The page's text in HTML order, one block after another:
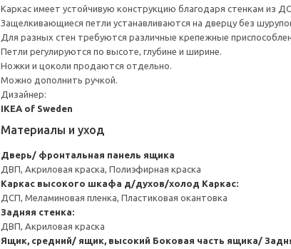
Каркас имеет устойчивую конструкцию благодаря стенкам из
Защелкивающиеся петли устанавливаются на дверцу без
Для разных стен требуются различные крепежные
Петли регулируются по высоте, глубине и ширине.
Ножки и цоколи продаются отдельно.
Можно дополнить ручкой.
Дизайнер:
IKEA of Sweden
Материалы и уход
Дверь/ фронтальная панель ящика
ДВП, Акриловая краска, Полиэфирная краска
Каркас высокого шкафа д/духов/холод Каркас:
ДСП, Меламиновая пленка, Пластиковая окантовка
Задняя стенка:
ДВП, Акриловая краска
Ящик, средний/ ящик, высокий Боковая часть ящика/